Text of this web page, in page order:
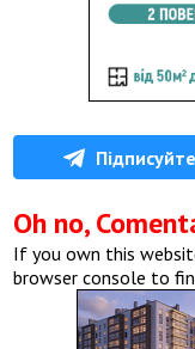
Oh no,
If you own this
browser console to